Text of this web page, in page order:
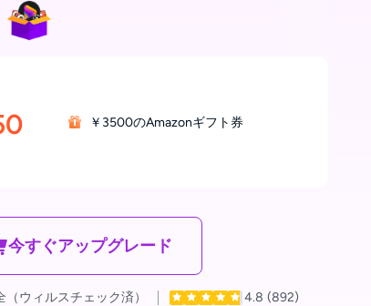
￥3500のAmazonギフト券
今すぐアップグレード
（ウィルスチェック済） 4.8 (892)